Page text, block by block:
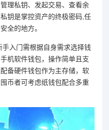
理私钥、发起交易、查看余
钥是掌控资产的终极密码,任
全的地方。
入门需根据自身需求选择钱
机软件钱包，操作简单且支
备硬件钱包作为主存储，软
币者可考虑纸钱包配合多重